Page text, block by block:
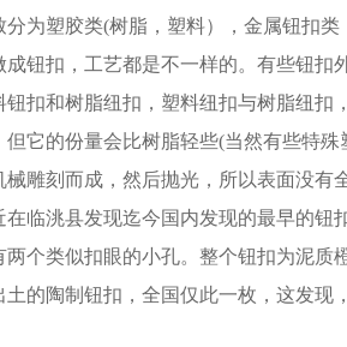
分为塑胶类(树脂，塑料），金属钮扣
成钮扣，工艺都是不一样的。有些钮扣
钮扣和树脂纽扣，塑料纽扣与树脂纽
它的份量会比树脂轻些(当然有些特殊
械雕刻而成，然后抛光，所以表面没有
在临洮县发现迄今国内发现的最早的钮
两个类似扣眼的小孔。整个钮扣为泥质
土的陶制钮扣，全国仅此一枚，这发现